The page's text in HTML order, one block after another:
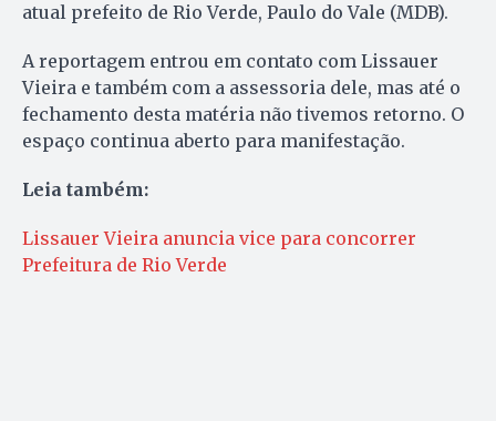
atual prefeito de Rio Verde, Paulo do Vale (MDB).
A reportagem entrou em contato com Lissauer
Vieira e também com a assessoria dele, mas até o
fechamento desta matéria não tivemos retorno. O
espaço continua aberto para manifestação.
Leia também:
Lissauer Vieira anuncia vice para concorrer
Prefeitura de Rio Verde